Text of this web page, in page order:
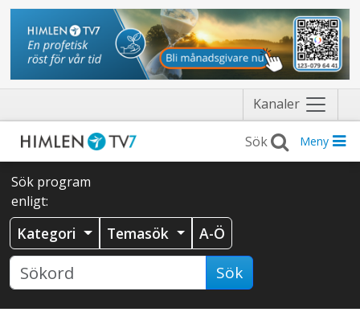
Kanaler Näytä
valikko
Meny
Sök program
enligt:
Kategori Temasök A-Ö
Sök